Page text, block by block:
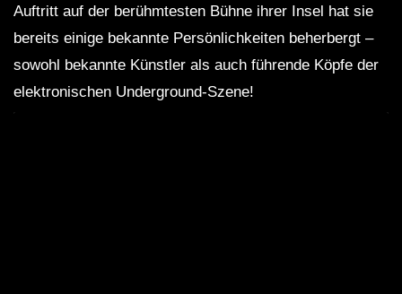
Auftritt auf der berühmtesten Bühne ihrer Insel hat sie
bereits einige bekannte Persönlichkeiten beherbergt –
sowohl bekannte Künstler als auch führende Köpfe der
elektronischen Underground-Szene!